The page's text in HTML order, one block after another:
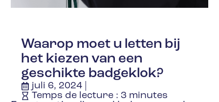
Waarop moet u letten bij
het kiezen van een
geschikte badgeklok?
juli 6, 2024
Temps de lecture : 3 minutes